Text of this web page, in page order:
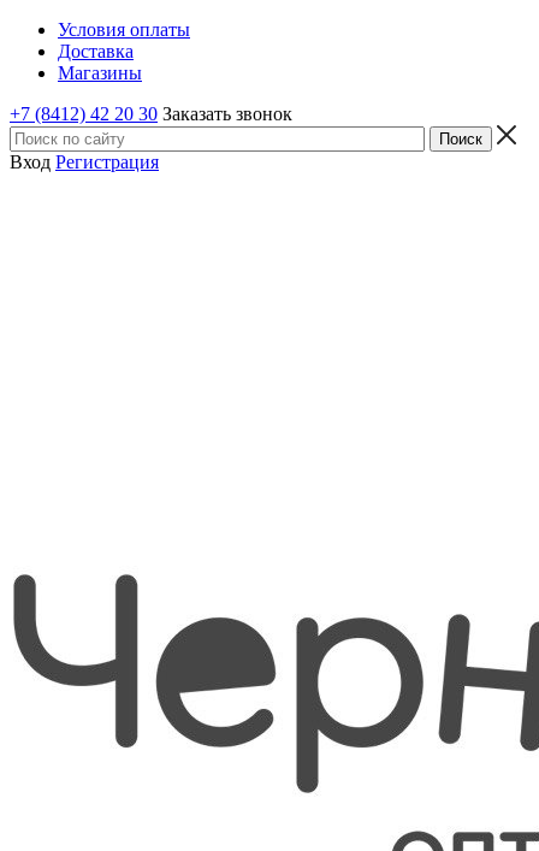
Условия оплаты
Доставка
Магазины
+7 (8412) 42 20 30 Заказать звонок
Вход Регистрация